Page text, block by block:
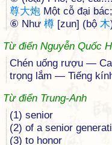
尊大炮 Một cỗ đại bác;
⑥ Như 樽 [zun] (bộ 木
Từ điển Nguyễn Quốc
Chén uống rượu —
trọng lắm — Tiếng
Từ điển Trung-Anh
(1) senior
(2) of a senior
(3) to honor